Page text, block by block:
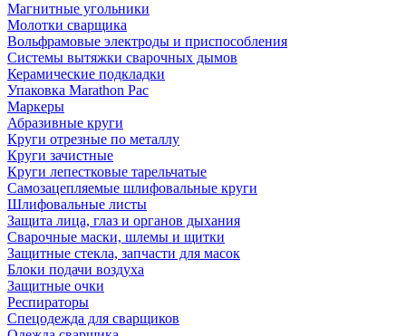
Магнитные угольники
Молотки сварщика
Вольфрамовые электроды и приспособления
Системы вытяжки сварочных дымов
Керамические подкладки
Упаковка Marathon Pac
Маркеры
Абразивные круги
Круги отрезные по металлу
Круги зачистные
Круги лепестковые тарельчатые
Самозацепляемые шлифовальные круги
Шлифовальные листы
Защита лица, глаз и органов дыхания
Сварочные маски, шлемы и щитки
Защитные стекла, запчасти для масок
Блоки подачи воздуха
Защитные очки
Респираторы
Спецодежда для сварщиков